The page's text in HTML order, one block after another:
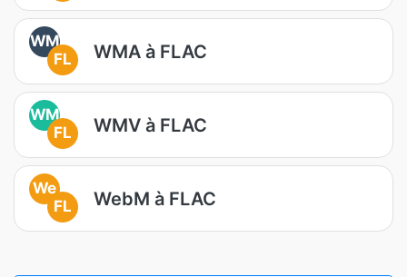
WM
FL
WMA à FLAC
WM
FL
WMV à FLAC
We
FL
WebM à FLAC